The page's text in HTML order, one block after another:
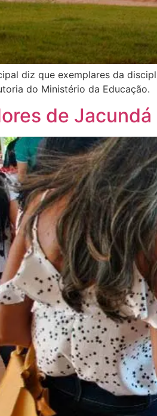
diz que exemplares da
do Ministério da Educação.
de